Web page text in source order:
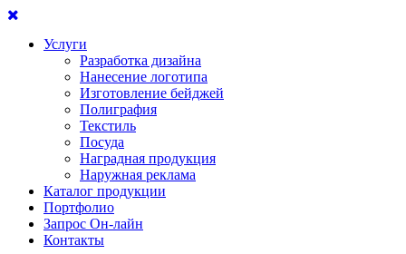
Услуги
Разработка дизайна
Нанесение логотипа
Изготовление бейджей
Полиграфия
Текстиль
Посуда
Наградная продукция
Наружная реклама
Каталог продукции
Портфолио
Запрос Он-лайн
Контакты